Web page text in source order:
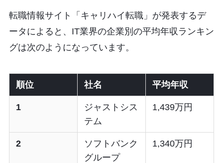
転職情報サイト「キャリハイ転職」が発表するデ
ータによると、IT業界の企業別の平均年収ランキン
グは次のようになっています。
順位 社名 平均年収
1
ジャストシス
テム
1,439万円
2
ソフトバンク
グループ
1,340万円